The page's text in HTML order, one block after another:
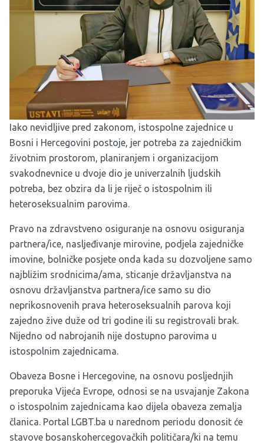
Iako nevidljive pred zakonom, istospolne zajednice u
Bosni i Hercegovini postoje, jer potreba za zajedničkim
životnim prostorom, planiranjem i organizacijom
svakodnevnice u dvoje dio je univerzalnih ljudskih
potreba, bez obzira da li je riječ o istospolnim ili
heteroseksualnim parovima.
Pravo na zdravstveno osiguranje na osnovu osiguranja
partnera/ice, nasljeđivanje mirovine, podjela zajedničke
imovine, bolničke posjete onda kada su dozvoljene samo
najbližim srodnicima/ama, sticanje državljanstva na
osnovu državljanstva partnera/ice samo su dio
neprikosnovenih prava heteroseksualnih parova koji
zajedno žive duže od tri godine ili su registrovali brak.
Nijedno od nabrojanih nije dostupno parovima u
istospolnim zajednicama.
Obaveza Bosne i Hercegovine, na osnovu posljednjih
preporuka Vijeća Evrope, odnosi se na usvajanje Zakona
o istospolnim zajednicama kao dijela obaveza zemalja
članica. Portal LGBT.ba u narednom periodu donosit će
stavove bosanskohercegovačkih političara/ki na temu